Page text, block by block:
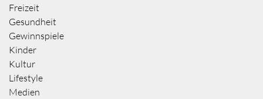
Freizeit
Gesundheit
Gewinnspiele
Kinder
Kultur
Lifestyle
Medien